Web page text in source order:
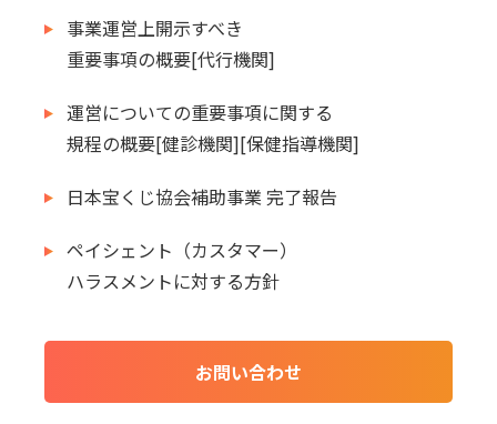
事業運営上開示すべき
重要事項の概要[代行機関]
運営についての重要事項に関する
規程の概要[健診機関][保健指導機関]
日本宝くじ協会補助事業 完了報告
ペイシェント（カスタマー）
ハラスメントに対する方針
お問い合わせ